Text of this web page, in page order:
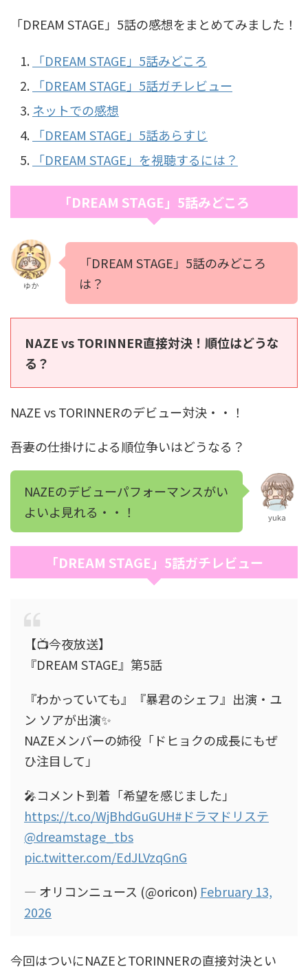
「DREAM STAGE」5話の感想をまとめてみました！
「DREAM STAGE」5話みどころ
「DREAM STAGE」5話ガチレビュー
ネットでの感想
「DREAM STAGE」5話あらすじ
「DREAM STAGE」を視聴するには？
「DREAM STAGE」5話みどころ
ゆか
「DREAM STAGE」5話のみどころ
は？
NAZE vs TORINNER直接対決！順位はどうな
る？
NAZE vs TORINNERのデビュー対決・・！
吾妻の仕掛けによる順位争いはどうなる？
NAZEのデビューパフォーマンスがい
よいよ見れる・・！
yuka
「DREAM STAGE」5話ガチレビュー
【📺今夜放送】
『DREAM STAGE』第5話
『わかっていても』『暴君のシェフ』出演・ユ
ン ソアが出演✨
NAZEメンバーの姉役「ドヒョクの成長にもぜ
ひ注目して」
🎤コメント到着「希望を感じました」
https://t.co/WjBhdGuGUH#ドラマドリステ
@dreamstage_tbs
pic.twitter.com/EdJLVzqGnG
— オリコンニュース (@oricon) February 13,
2026
今回はついにNAZEとTORINNERの直接対決とい